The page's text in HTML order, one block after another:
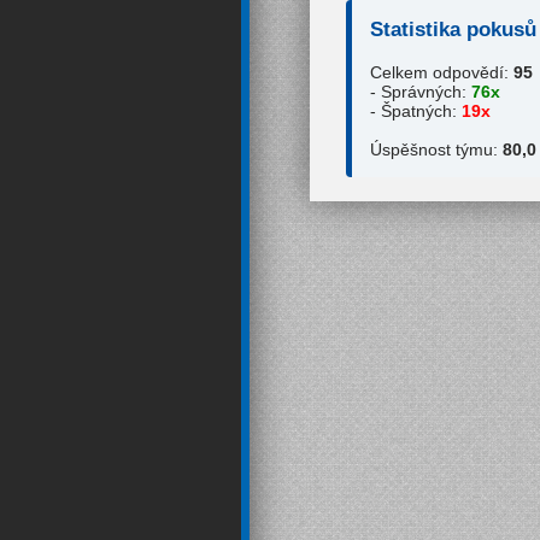
Statistika pokusů
Celkem odpovědí: 95
- Správných: 76x
- Špatných: 19x
Úspěšnost týmu: 80,0